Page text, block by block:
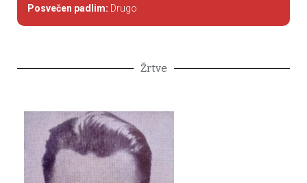
Posvečen padlim: Drugo
Žrtve